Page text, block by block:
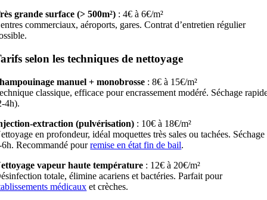
grande surface (> 500m²) : 4€ à 6€/m²
commerciaux, aéroports, gares. Contrat d’entretien régulier
selon les techniques de nettoyage
manuel + monobrosse : 8€ à 15€/m²
classique, efficace pour encrassement modéré. Séchage
4h).
extraction (pulvérisation) : 10€ à 18€/m²
en profondeur, idéal moquettes très sales ou tachées. Séchage
6h. Recommandé pourremise en état fin de bail.
vapeur haute température : 12€ à 20€/m²
totale, élimine acariens et bactéries. Parfait pour
médicaux et crèches.